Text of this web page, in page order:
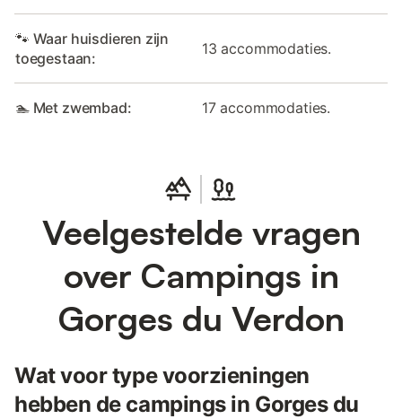
🐾 Waar huisdieren zijn
toegestaan:
13 accommodaties.
🏊 Met zwembad: 17 accommodaties.
Veelgestelde vragen
over Campings in
Gorges du Verdon
Wat voor type voorzieningen
hebben de campings in Gorges du